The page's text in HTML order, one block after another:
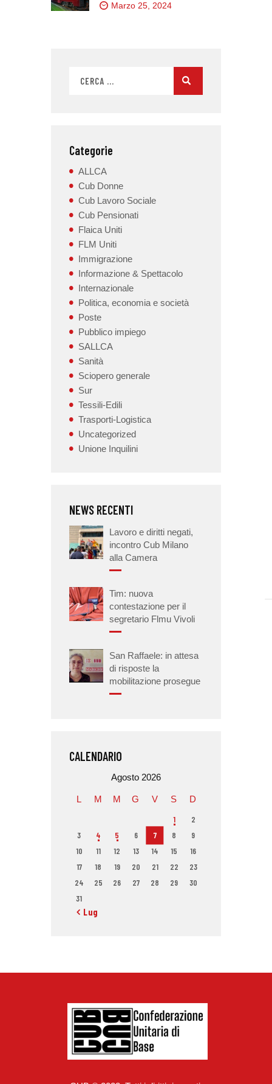
Marzo 25, 2024
Categorie
ALLCA
Cub Donne
Cub Lavoro Sociale
Cub Pensionati
Flaica Uniti
FLM Uniti
Immigrazione
Informazione & Spettacolo
Internazionale
Politica, economia e società
Poste
Pubblico impiego
SALLCA
Sanità
Sciopero generale
Sur
Tessili-Edili
Trasporti-Logistica
Uncategorized
Unione Inquilini
NEWS RECENTI
Lavoro e diritti negati,
incontro Cub Milano
alla Camera
Tim: nuova
contestazione per il
segretario Flmu Vivoli
San Raffaele: in attesa
di risposte la
mobilitazione prosegue
CALENDARIO
Agosto 2026
L M M G V S D
1
2
3
4 5 6 7 8
9
10
11 12 13 14 15
16
17
18 19 20 21 22
23
24
25 26 27 28 29
30
31
« Lug